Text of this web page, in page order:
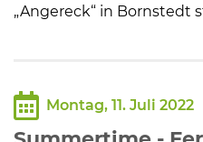
„Angereck“ in Bornstedt
Montag, 11. Juli 2022